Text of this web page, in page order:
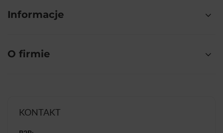
Informacje
O firmie
KONTAKT